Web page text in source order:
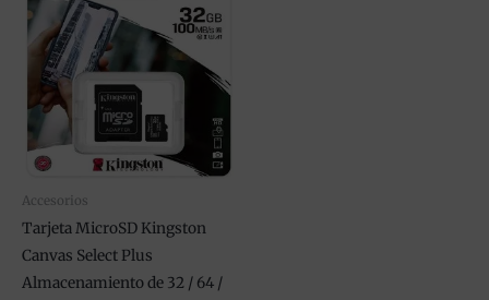
Accesorios
Tarjeta MicroSD Kingston
Canvas Select Plus
Almacenamiento de 32 / 64 /
precios:
desde
9,90 €
hasta